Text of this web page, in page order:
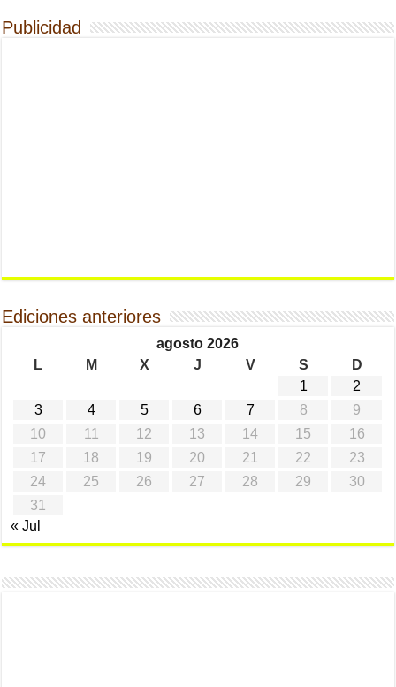
Publicidad
Ediciones anteriores
agosto 2026
L
M X J V S
D
1
2
3
4 5 6 7 8
9
10
11 12 13 14 15
16
17
18 19 20 21 22
23
24
25 26 27 28 29
30
31
« Jul